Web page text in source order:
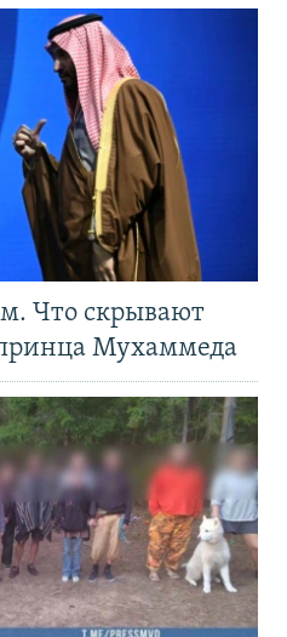
Что скрывают
Мухаммеда